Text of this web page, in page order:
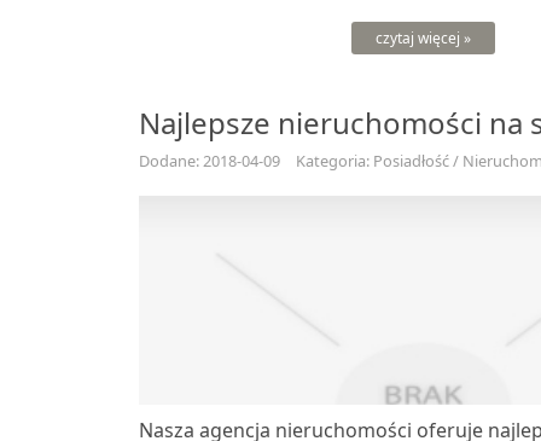
czytaj więcej »
Najlepsze nieruchomości na
Dodane: 2018-04-09 Kategoria: Posiadłość /
Nasza agencja nieruchomości oferuje